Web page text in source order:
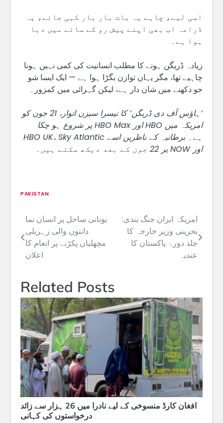
اسی لیے، چاہے یہ بات بار بار کہی جائے، یہ
ڈرامہ اب بھی اپنے پیش رو کے سائے میں دبا
ہوا ہے۔
زیادہ ڈریگن ہونے کا مطلب انسانیت کی کمی نہیں ہونا
چاہیے تھا، مگر یہاں توازن بگڑا ہوا ہے — ایک ایسا شو
جو دکھنے میں شان دار ہے، لیکن گہرائی میں کمزور۔
‘ہاؤس آف دی ڈریگن’ کا تیسرا سیزن اتوار، 21 جون کو
امریکہ میں HBO اور HBO Max پر شروع ہو چکا
ہے۔ برطانیہ کے ناظرین اسے HBO UK، Sky Atlantic
اور NOW پر 22 جون کے بعد دیکھ سکتے ہیں۔
PAKISTAN
Post
navigation
یونانی ساحل پر انسان نما
دانتوں والی زہریلی
مچھلیاں پکڑنے پر انعام کا
اعلان
امریکہ ایران جنگ بندی:
بحرینی وزیر خارجہ کا
جلد دورۂ پاکستان کا
عندیہ
Related Posts
افغان کارڈ منسوخی کے لیے نادرا میں 26 ہزار سے زائد
درخواستوں کی کہانی